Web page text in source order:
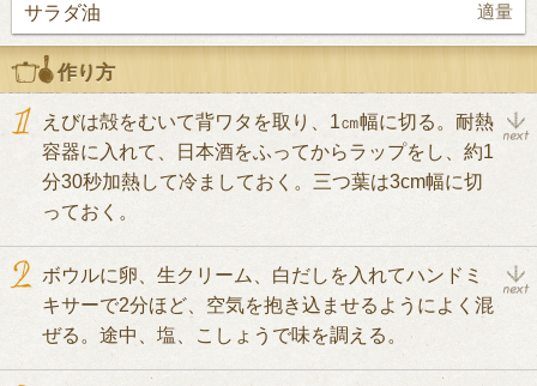
サラダ油 適量
作り方
えびは殻をむいて背ワタを取り、1㎝幅に切る。耐熱
容器に入れて、日本酒をふってからラップをし、約1
分30秒加熱して冷ましておく。三つ葉は3cm幅に切
っておく。
ボウルに卵、生クリーム、白だしを入れてハンドミ
キサーで2分ほど、空気を抱き込ませるようによく混
ぜる。途中、塩、こしょうで味を調える。